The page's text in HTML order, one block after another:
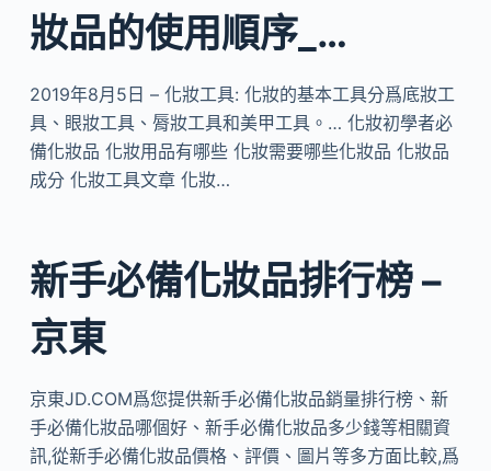
妝品的使用順序_…
2019年8月5日 – 化妝工具: 化妝的基本工具分爲底妝工
具、眼妝工具、脣妝工具和美甲工具。… 化妝初學者必
備化妝品 化妝用品有哪些 化妝需要哪些化妝品 化妝品
成分 化妝工具文章 化妝…
新手必備化妝品排行榜 –
京東
京東JD.COM爲您提供新手必備化妝品銷量排行榜、新
手必備化妝品哪個好、新手必備化妝品多少錢等相關資
訊,從新手必備化妝品價格、評價、圖片等多方面比較,爲